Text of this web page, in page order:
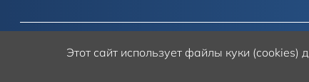
Условия использования сайта
Этот сайт использует файлы куки (cookies)